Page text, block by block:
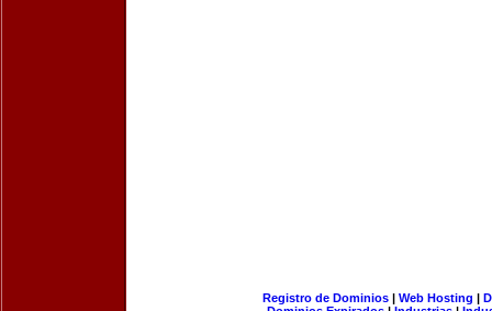
Registro de Dominios| Web Hosting |